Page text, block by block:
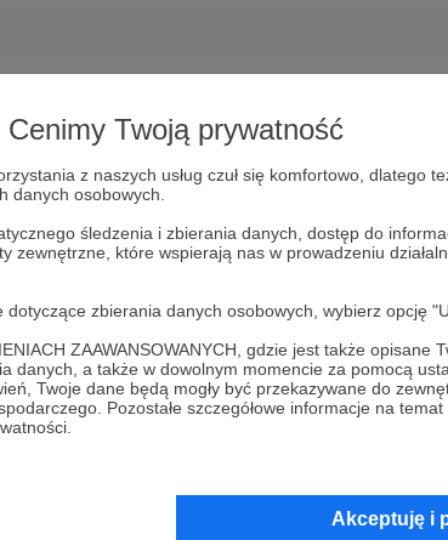
Cenimy Twoją prywatność
z naszych usług czuł się komfortowo, dlatego
danych osobowych.
śledzenia i zbierania danych, dostęp do
które wspierają nas w prowadzeniu
zbierania danych osobowych, wybierz opcję
ZAAWANSOWANYCH, gdzie jest także opisane
danych, a także w dowolnym momencie za pomocą
Twoje dane będą mogły być przekazywane do
Pozostałe szczegółowe informacje na
Akceptuję i
do grona Patronów!
Autora
Zostań Patronem